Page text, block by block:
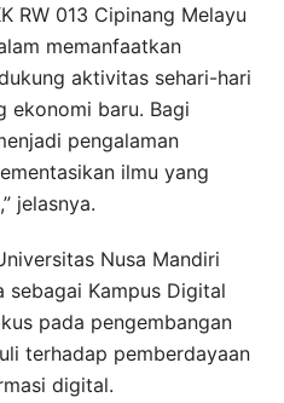
RW 013 Cipinang Melayu
memanfaatkan
aktivitas sehari-hari
ekonomi baru. Bagi
pengalaman
ilmu yang
jelasnya.
Nusa Mandiri
sebagai Kampus Digital
pada pengembangan
terhadap pemberdayaan
digital.